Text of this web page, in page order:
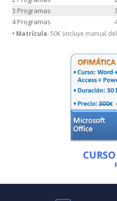
3 Programas
4 Programas
• Matrícula: 50€ (incluye manual
CURSO